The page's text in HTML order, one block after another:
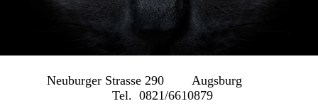
Neuburger Strasse 290 Augsburg
Tel. 0821/6610879